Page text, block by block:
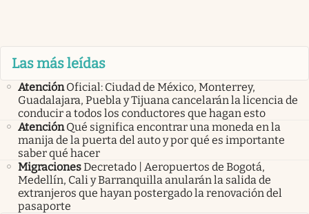
Las más leídas
Atención Oficial: Ciudad de México, Monterrey,
Guadalajara, Puebla y Tijuana cancelarán la licencia de
conducir a todos los conductores que hagan esto
Atención Qué significa encontrar una moneda en la
manija de la puerta del auto y por qué es importante
saber qué hacer
MigracionesDecretado | Aeropuertos de Bogotá,
Medellín, Cali y Barranquilla anularán la salida de
extranjeros que hayan postergado la renovación del
pasaporte